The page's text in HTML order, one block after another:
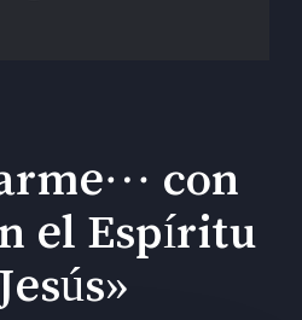
con
el Espíritu